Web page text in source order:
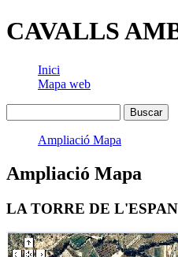
CAVALLS
Inici
Mapa web
Ampliació Mapa
Ampliació Mapa
LA TORRE DE